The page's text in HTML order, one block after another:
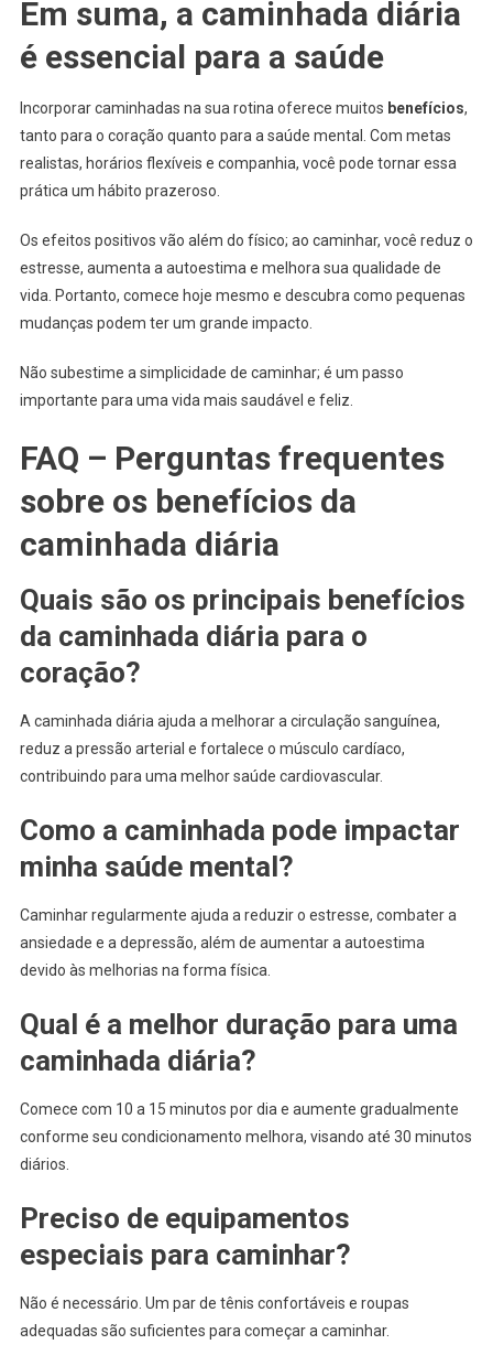
Em suma, a caminhada diária
é essencial para a saúde
Incorporar caminhadas na sua rotina oferece muitos benefícios,
tanto para o coração quanto para a saúde mental. Com metas
realistas, horários flexíveis e companhia, você pode tornar essa
prática um hábito prazeroso.
Os efeitos positivos vão além do físico; ao caminhar, você reduz o
estresse, aumenta a autoestima e melhora sua qualidade de
vida. Portanto, comece hoje mesmo e descubra como pequenas
mudanças podem ter um grande impacto.
Não subestime a simplicidade de caminhar; é um passo
importante para uma vida mais saudável e feliz.
FAQ – Perguntas frequentes
sobre os benefícios da
caminhada diária
Quais são os principais benefícios
da caminhada diária para o
coração?
A caminhada diária ajuda a melhorar a circulação sanguínea,
reduz a pressão arterial e fortalece o músculo cardíaco,
contribuindo para uma melhor saúde cardiovascular.
Como a caminhada pode impactar
minha saúde mental?
Caminhar regularmente ajuda a reduzir o estresse, combater a
ansiedade e a depressão, além de aumentar a autoestima
devido às melhorias na forma física.
Qual é a melhor duração para uma
caminhada diária?
Comece com 10 a 15 minutos por dia e aumente gradualmente
conforme seu condicionamento melhora, visando até 30 minutos
diários.
Preciso de equipamentos
especiais para caminhar?
Não é necessário. Um par de tênis confortáveis e roupas
adequadas são suficientes para começar a caminhar.